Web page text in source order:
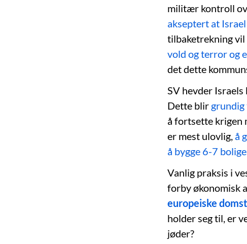
militær kontroll
akseptert at
tilbaketrekning vil
vold og terror og
det dette
SV hevder
Dette blir grundig
å fortsette krigen
er mest ulovlig, å
å bygge 6-7
Vanlig praksis i
forby økonomisk
europeiske
holder seg til, er
jøder?